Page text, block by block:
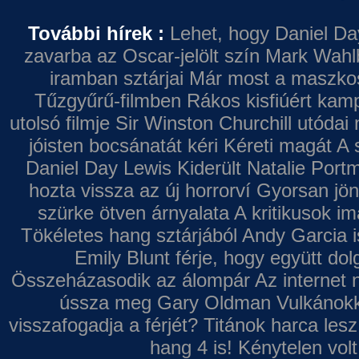
További hírek : Lehet, hogy Daniel
zavarba az Oscar-jelölt szín Mark
iramban sztárjai Már most a
Tűzgyűrű-filmben Rákos kisfiúért
utolsó filmje Sir Winston Churchill utódai
jóisten bocsánatát kéri Kéreti magát A
Daniel Day Lewis Kiderült Natalie
hozta vissza az új horrorví Gyorsan
szürke ötven árnyalata A kritikusok
Tökéletes hang sztárjából Andy Garcia
Emily Blunt férje, hogy együtt
Összeházasodik az álompár Az internet
ússza meg Gary Oldman
visszafogadja a férjét? Titánok harca
hang 4 is! Kénytelen